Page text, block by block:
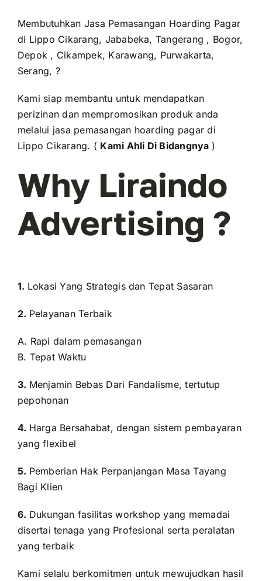
Membutuhkan Jasa Pemasangan Hoarding Pagar
di Lippo Cikarang, Jababeka, Tangerang , Bogor,
Depok , Cikampek, Karawang, Purwakarta,
Serang, ?
Kami siap membantu untuk mendapatkan
perizinan dan mempromosikan produk anda
melalui jasa pemasangan hoarding pagar di
Lippo Cikarang. ( Kami Ahli Di Bidangnya )
Why Liraindo
Advertising ?
1. Lokasi Yang Strategis dan Tepat Sasaran
2. Pelayanan Terbaik
A. Rapi dalam pemasangan
B. Tepat Waktu
3. Menjamin Bebas Dari Fandalisme, tertutup
pepohonan
4. Harga Bersahabat, dengan sistem pembayaran
yang flexibel
5. Pemberian Hak Perpanjangan Masa Tayang
Bagi Klien
6. Dukungan fasilitas workshop yang memadai
disertai tenaga yang Profesional serta peralatan
yang terbaik
Kami selalu berkomitmen untuk mewujudkan hasil